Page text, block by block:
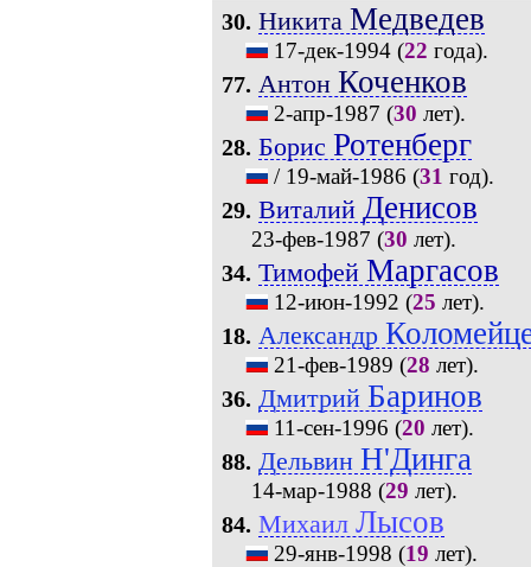
30. Никита Медведев
17-дек-1994(22 года).
77. Антон Коченков
2-апр-1987 (30 лет).
28. Борис Ротенберг
/ 19-май-1986 (31 год).
29. Виталий Денисов
23-фев-1987 (30 лет).
34. Тимофей Маргасов
12-июн-1992 (25 лет).
18. Александр
21-фев-1989 (28 лет).
36. Дмитрий Баринов
11-сен-1996 (20 лет).
88. Дельвин Н'Динга
14-мар-1988 (29 лет).
84. Михаил Лысов
29-янв-1998 (19 лет).